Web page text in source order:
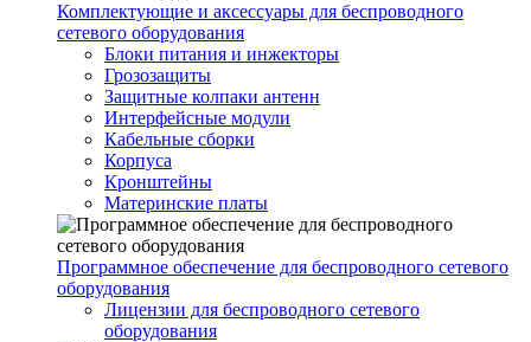
Комплектующие и аксессуары для беспроводного
сетевого оборудования
Блоки питания и инжекторы
Грозозащиты
Защитные колпаки антенн
Интерфейсные модули
Кабельные сборки
Корпуса
Кронштейны
Материнские платы
Программное обеспечение для беспроводного сетевого
оборудования
Лицензии для беспроводного сетевого
оборудования